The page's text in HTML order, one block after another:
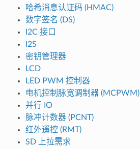
哈希消息认证码 (HMAC)
数字签名 (DS)
I2C 接口
I2S
密钥管理器
LCD
LED PWM 控制器
电机控制脉宽调制器 (MCPWM)
并行 IO
脉冲计数器 (PCNT)
红外遥控 (RMT)
SD 上拉需求